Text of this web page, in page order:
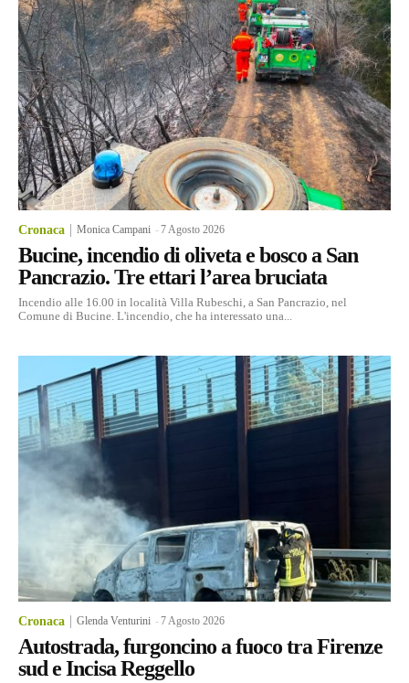
Cronaca Monica Campani -7 Agosto 2026
Bucine, incendio di oliveta e bosco a San
Pancrazio. Tre ettari l’area bruciata
Incendio alle 16.00 in località Villa Rubeschi, a San Pancrazio, nel
Comune di Bucine. L'incendio, che ha interessato una...
Cronaca Glenda Venturini -7 Agosto 2026
Autostrada, furgoncino a fuoco tra Firenze
sud e Incisa Reggello